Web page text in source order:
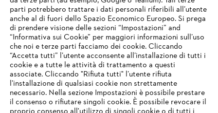
Service
Termini e condizioni generali Privacy policy
IHR BROWSER WIRD NICHT
UNTERSTÜTZT
Sie nutzen einen Browser, den wir noch nicht unterstützen. Für
eine optimale Nutzung unserer Seite empfehlen wir Ihnen, zu
parti potrebbero trattare i dati personali riferibili all’utente
anche al di fuori dello Spazio Economico Europeo. Si prega
di prendere visione delle sezioni “Impostazioni” and
“Informativa sui Cookie” per maggiori informazioni sull’uso
che noi e terze parti facciamo dei cookie. Cliccando
“Accetta tutti” l’utente acconsente all’installazione di tutti i
cookie e a tutte le attività di trattamento a questi
associate. Cliccando "Rifiuta tutti" l’utente rifiuta
l’installazione di qualsiasi cookie non strettamente
necessario. Nella sezione Impostazioni è possibile prestare
il consenso o rifiutare singoli cookie. È possibile revocare il